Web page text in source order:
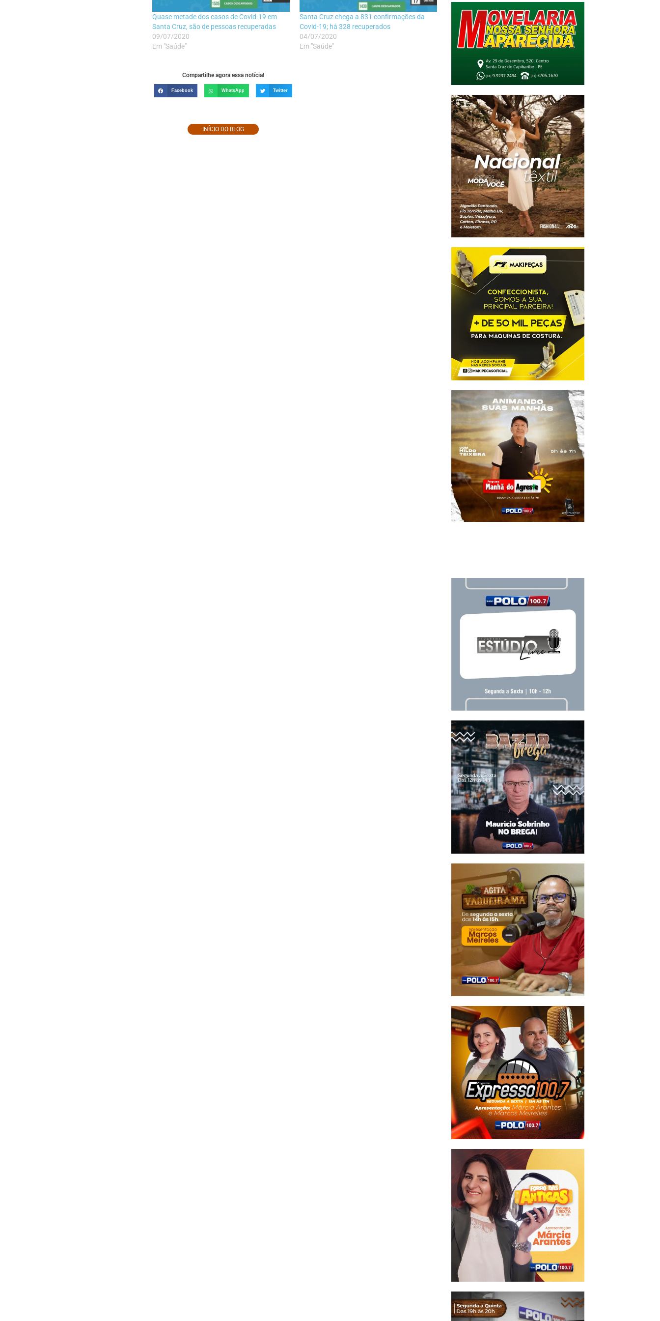
Quase metade dos casos de Covid-19 em
Santa Cruz, são de pessoas recuperadas
09/07/2020
Em "Saúde"
Santa Cruz chega a 831 confirmações da
Covid-19; há 328 recuperados
04/07/2020
Em "Saúde"
Compartilhe agora essa notícia!
Facebook WhatsApp Twitter
INÍCIO DO BLOG